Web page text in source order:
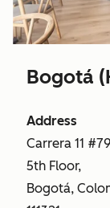
Bogotá
Address
Carrera 11
5th Floor,
Bogotá,